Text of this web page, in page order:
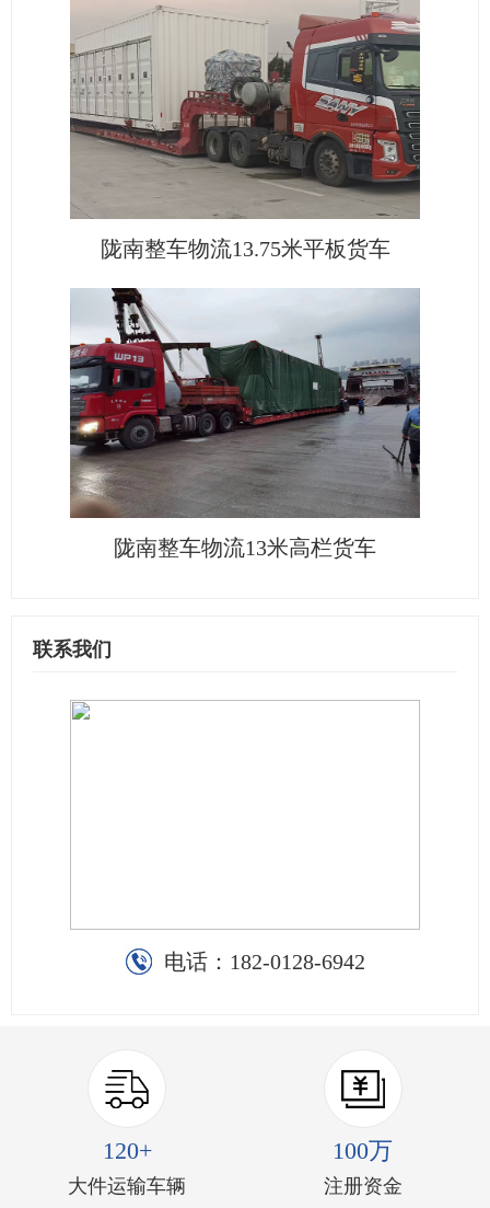
陇南整车物流13.75米平板货车
陇南整车物流13米高栏货车
联系我们
电话： 182-0128-6942
120+
大件运输车辆
100万
注册资金